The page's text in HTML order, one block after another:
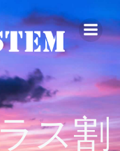
ス割